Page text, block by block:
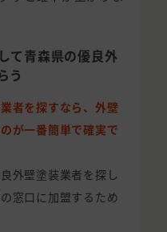
て青森県の優良外
う
者を探すなら、外壁
が一番簡単で確実で
外壁塗装業者を探し
窓口に加盟するため